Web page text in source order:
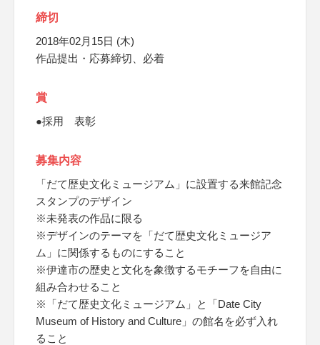
締切
2018年02月15日 (木)
作品提出・応募締切、必着
賞
●採用 表彰
募集内容
「だて歴史文化ミュージアム」に設置する来館記念
スタンプのデザイン
※未発表の作品に限る
※デザインのテーマを「だて歴史文化ミュージア
ム」に関係するものにすること
※伊達市の歴史と文化を象徴するモチーフを自由に
組み合わせること
※「だて歴史文化ミュージアム」と「Date City
Museum of History and Culture」の館名を必ず入れ
ること